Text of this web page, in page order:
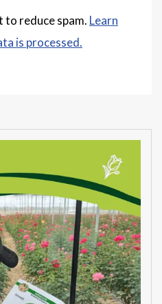
to reduce spam. Learn
is processed.